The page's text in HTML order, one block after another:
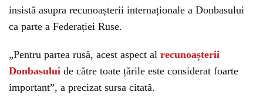
insistă asupra recunoașterii internaționale a Donbasului
ca parte a Federației Ruse.
„Pentru partea rusă, acest aspect al recunoașterii
Donbasului de către toate țările este considerat foarte
important”, a precizat sursa citată.